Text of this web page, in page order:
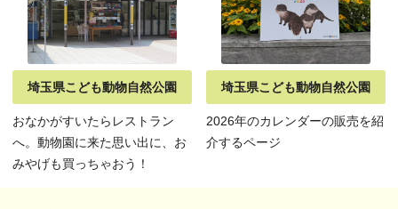
埼玉県こども動物自然公園
おなかがすいたらレストラン
へ。動物園に来た思い出に、お
みやげも買っちゃおう！
埼玉県こども動物自然公園
2026年のカレンダーの販売を紹
介するページ